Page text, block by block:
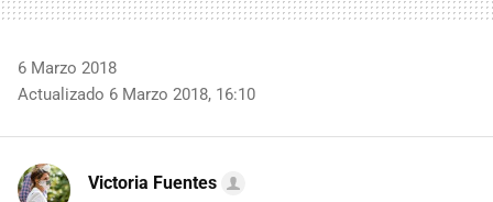
6 Marzo 2018
Actualizado 6 Marzo 2018, 16:10
Victoria Fuentes